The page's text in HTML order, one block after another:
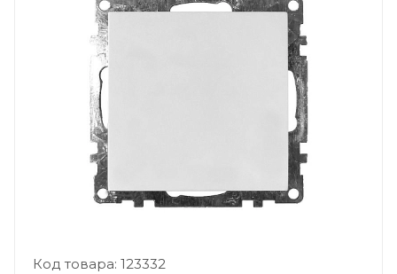
Код товара: 123332